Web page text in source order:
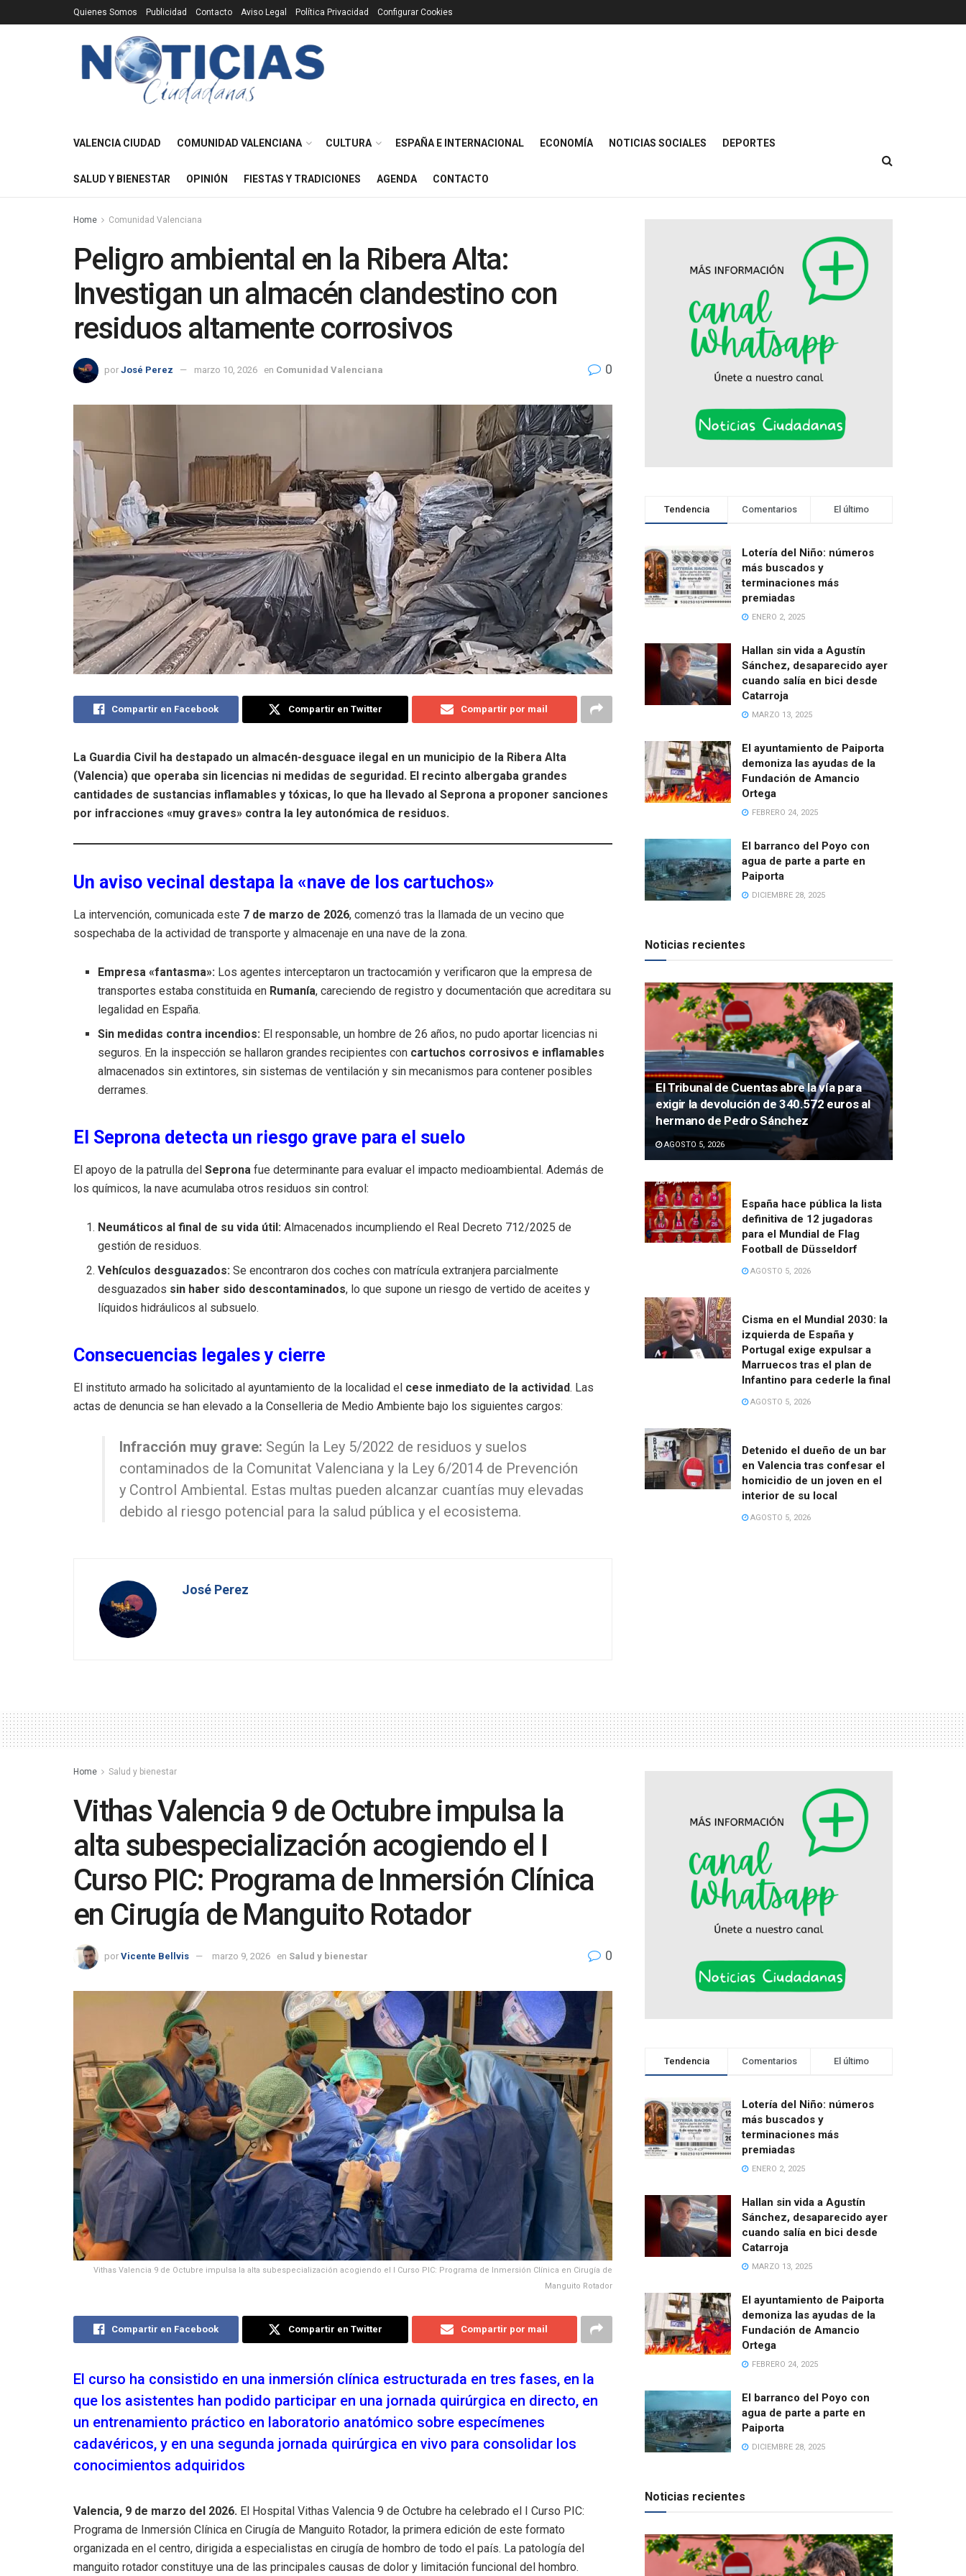
Quienes Somos Publicidad Contacto Aviso Legal Política Privacidad Configurar Cookies
VALENCIA CIUDAD COMUNIDAD VALENCIANA CULTURA ESPAÑA E INTERNACIONAL ECONOMÍA NOTICIAS SOCIALES DEPORTES
SALUD Y BIENESTAR OPINIÓN FIESTAS Y TRADICIONES AGENDA CONTACTO
Home Comunidad Valenciana
Peligro ambiental en la Ribera Alta:
Investigan un almacén clandestino con
residuos altamente corrosivos
por José Perez marzo 10, 2026 en Comunidad Valenciana 0
Compartir en Facebook Compartir en Twitter Compartir por mail
La Guardia Civil ha destapado un almacén-desguace ilegal en un municipio de la Ribera Alta
(Valencia) que operaba sin licencias ni medidas de seguridad. El recinto albergaba grandes
cantidades de sustancias inflamables y tóxicas, lo que ha llevado al Seprona a proponer sanciones
por infracciones «muy graves» contra la ley autonómica de residuos.
Un aviso vecinal destapa la «nave de los cartuchos»
La intervención, comunicada este 7 de marzo de 2026, comenzó tras la llamada de un vecino que
sospechaba de la actividad de transporte y almacenaje en una nave de la zona.
Empresa «fantasma»: Los agentes interceptaron un tractocamión y verificaron que la empresa de
transportes estaba constituida en Rumanía, careciendo de registro y documentación que acreditara su
legalidad en España.
Sin medidas contra incendios: El responsable, un hombre de 26 años, no pudo aportar licencias ni
seguros. En la inspección se hallaron grandes recipientes con cartuchos corrosivos e inflamables
almacenados sin extintores, sin sistemas de ventilación y sin mecanismos para contener posibles
derrames.
El Seprona detecta un riesgo grave para el suelo
El apoyo de la patrulla del Seprona fue determinante para evaluar el impacto medioambiental. Además de
los químicos, la nave acumulaba otros residuos sin control:
Neumáticos al final de su vida útil: Almacenados incumpliendo el Real Decreto 712/2025 de
gestión de residuos.
Vehículos desguazados: Se encontraron dos coches con matrícula extranjera parcialmente
desguazados sin haber sido descontaminados, lo que supone un riesgo de vertido de aceites y
líquidos hidráulicos al subsuelo.
Consecuencias legales y cierre
El instituto armado ha solicitado al ayuntamiento de la localidad el cese inmediato de la actividad. Las
actas de denuncia se han elevado a la Conselleria de Medio Ambiente bajo los siguientes cargos:
Infracción muy grave: Según la Ley 5/2022 de residuos y suelos
contaminados de la Comunitat Valenciana y la Ley 6/2014 de Prevención
y Control Ambiental. Estas multas pueden alcanzar cuantías muy elevadas
debido al riesgo potencial para la salud pública y el ecosistema.
José Perez
Tendencia Comentarios El último
Lotería del Niño: números
más buscados y
terminaciones más
premiadas
ENERO 2, 2025
Hallan sin vida a Agustín
Sánchez, desaparecido ayer
cuando salía en bici desde
Catarroja
MARZO 13, 2025
El ayuntamiento de Paiporta
demoniza las ayudas de la
Fundación de Amancio
Ortega
FEBRERO 24, 2025
El barranco del Poyo con
agua de parte a parte en
Paiporta
DICIEMBRE 28, 2025
Noticias recientes
El Tribunal de Cuentas abre la vía para
exigir la devolución de 340.572 euros al
hermano de Pedro Sánchez
AGOSTO 5, 2026
España hace pública la lista
definitiva de 12 jugadoras
para el Mundial de Flag
Football de Düsseldorf
AGOSTO 5, 2026
Cisma en el Mundial 2030: la
izquierda de España y
Portugal exige expulsar a
Marruecos tras el plan de
Infantino para cederle la final
AGOSTO 5, 2026
Detenido el dueño de un bar
en Valencia tras confesar el
homicidio de un joven en el
interior de su local
AGOSTO 5, 2026
Home Salud y bienestar
Vithas Valencia 9 de Octubre impulsa la
alta subespecialización acogiendo el I
Curso PIC: Programa de Inmersión Clínica
en Cirugía de Manguito Rotador
por Vicente Bellvis marzo 9, 2026 en Salud y bienestar 0
Vithas Valencia 9 de Octubre impulsa la alta subespecialización acogiendo el I Curso PIC: Programa de Inmersión Clínica en Cirugía de
Manguito Rotador
Compartir en Facebook Compartir en Twitter Compartir por mail
El curso ha consistido en una inmersión clínica estructurada en tres fases, en la
que los asistentes han podido participar en una jornada quirúrgica en directo, en
un entrenamiento práctico en laboratorio anatómico sobre especímenes
cadavéricos, y en una segunda jornada quirúrgica en vivo para consolidar los
conocimientos adquiridos
Valencia, 9 de marzo del 2026. El Hospital Vithas Valencia 9 de Octubre ha celebrado el I Curso PIC:
Programa de Inmersión Clínica en Cirugía de Manguito Rotador, la primera edición de este formato
organizada en el centro, dirigida a especialistas en cirugía de hombro de todo el país. La patología del
manguito rotador constituye una de las principales causas de dolor y limitación funcional del hombro.
Tendencia Comentarios El último
Lotería del Niño: números
más buscados y
terminaciones más
premiadas
ENERO 2, 2025
Hallan sin vida a Agustín
Sánchez, desaparecido ayer
cuando salía en bici desde
Catarroja
MARZO 13, 2025
El ayuntamiento de Paiporta
demoniza las ayudas de la
Fundación de Amancio
Ortega
FEBRERO 24, 2025
El barranco del Poyo con
agua de parte a parte en
Paiporta
DICIEMBRE 28, 2025
Noticias recientes